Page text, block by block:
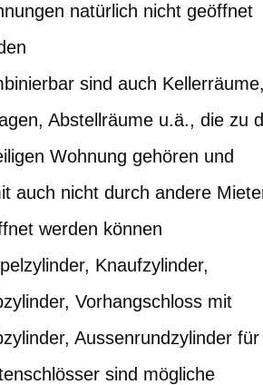
natürlich nicht geöffnet
sind auch Kellerräume,
Abstellräume u.ä., die zu
Wohnung gehören und
auch nicht durch andere
werden können
Knaufzylinder,
Vorhangschloss mit
Aussenrundzylinder für
sind mögliche